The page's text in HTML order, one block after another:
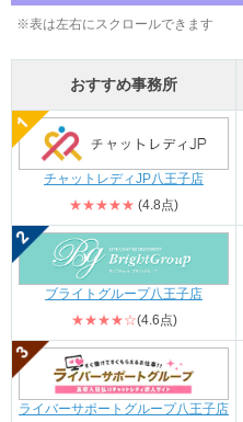
※表は左右にスクロールできます
おすすめ事務所
チャットレディJP八王子店
★★★★★ (4.8点)
ブライトグループ八王子店
★★★★☆(4.6点)
ライバーサポートグループ八王子店